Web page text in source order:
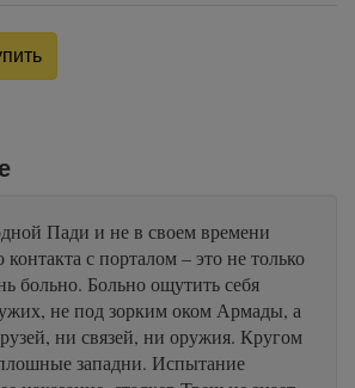
Пади и не в своем времени
контакта с порталом – это не только
больно. Больно ощутить себя
не под зорким оком Армады, а
ни связей, ни оружия. Кругом
западни. Испытание